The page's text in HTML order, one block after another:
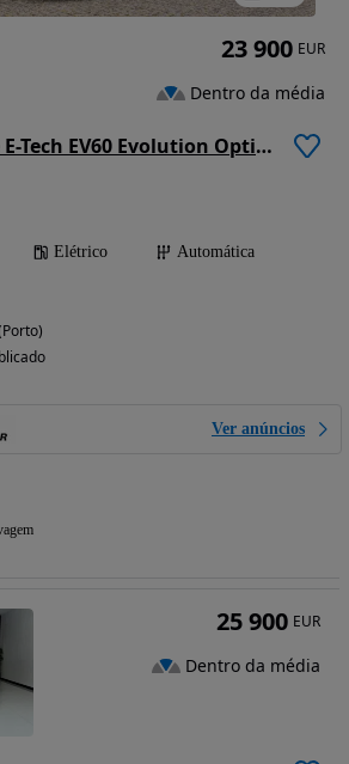
Renault Mégane E-Tech EV60 Evolution Optimum Charge
Elétrico
Automática
Ver anúncios
23 900 EUR
Dentro da média
25 900 EUR
Dentro da média